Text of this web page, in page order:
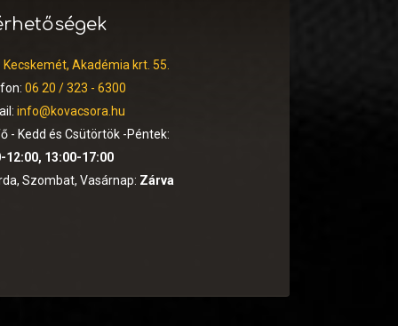
Kecskemét, Akadémia krt. 55.
06 20 / 323 - 6300
info@kovacsora.hu
- Kedd és Csütörtök -Péntek:
12:00, 13:00-17:00
Szombat, Vasárnap: Zárva